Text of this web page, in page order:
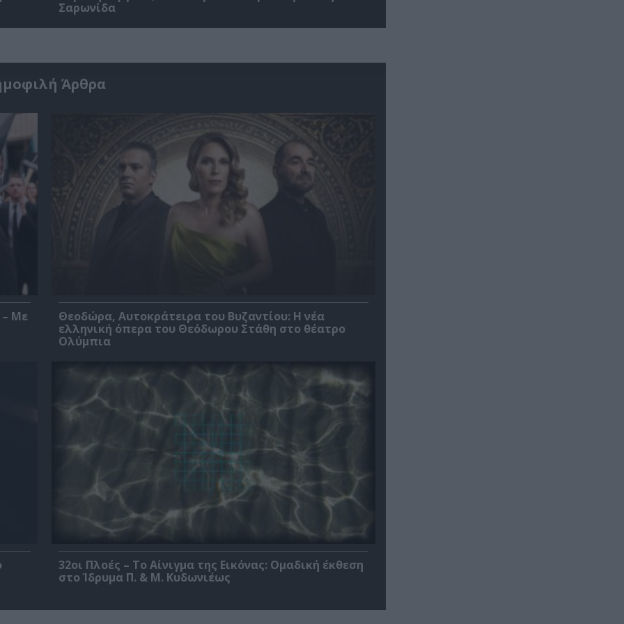
Σαρωνίδα
Άρθρα
– Με
Θεοδώρα, Αυτοκράτειρα του Βυζαντίου: Η νέα
ελληνική όπερα του Θεόδωρου Στάθη στο θέατρο
Ολύμπια
32οι Πλοές – Το Αίνιγμα της Εικόνας: Ομαδική έκθεση
στο Ίδρυμα Π. & Μ. Κυδωνιέως